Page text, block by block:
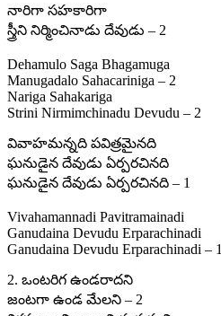
నారిగా సహకారిగా
స్త్రీని నిర్మించినాడు దేవుడు – 2
Dehamulo Saga Bhagamuga
Manugadalo Sahacariniga – 2
Nariga Sahakariga
Strini Nirmimchinadu Devudu – 2
వివాహమన్నది పవిత్రమైనది
ఘనుడైన దేవుడు ఏర్పరచినది
ఘనుడైన దేవుడు ఏర్పరచినది – 1
Vivahamannadi Pavitramainadi
Ganudaina Devudu Erparachinadi
Ganudaina Devudu Erparachinadi – 1
2. ఒంటరిగ ఉండరాదని
జంటగా ఉండ మేలని – 2